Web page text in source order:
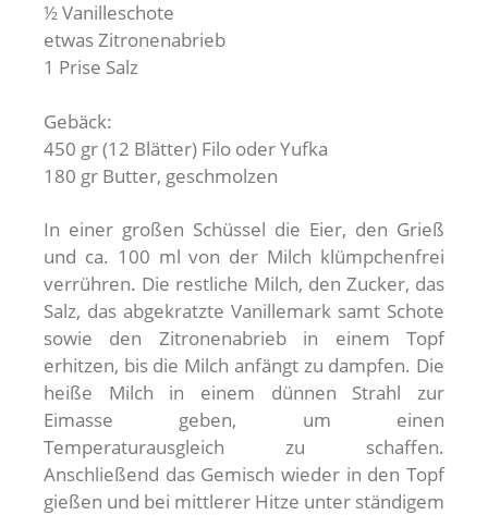
½ Vanilleschote
etwas Zitronenabrieb
1 Prise Salz
Gebäck:
450 gr (12 Blätter) Filo oder Yufka
180 gr Butter, geschmolzen
In einer großen Schüssel die Eier, den Grieß
und ca. 100 ml von der Milch klümpchenfrei
verrühren. Die restliche Milch, den Zucker, das
Salz, das abgekratzte Vanillemark samt Schote
sowie den Zitronenabrieb in einem Topf
erhitzen, bis die Milch anfängt zu dampfen. Die
heiße Milch in einem dünnen Strahl zur
Eimasse geben, um einen
Temperaturausgleich zu schaffen.
Anschließend das Gemisch wieder in den Topf
gießen und bei mittlerer Hitze unter ständigem